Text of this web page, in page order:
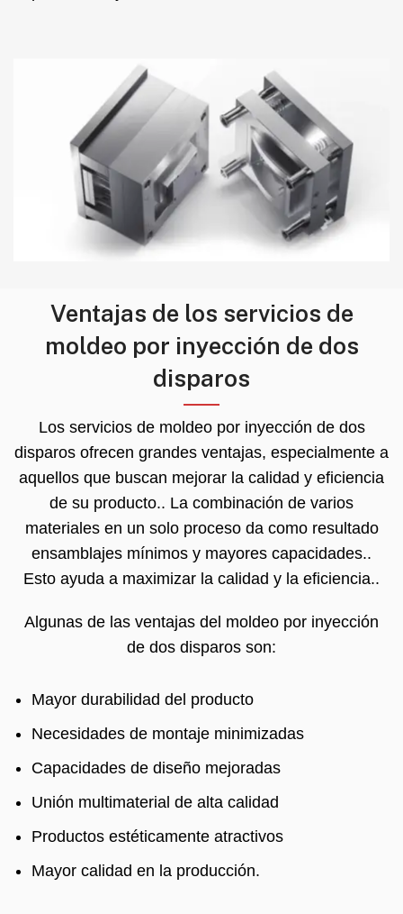
Ventajas de los servicios de
moldeo por inyección de dos
disparos
Los servicios de moldeo por inyección de dos
disparos ofrecen grandes ventajas, especialmente a
aquellos que buscan mejorar la calidad y eficiencia
de su producto.. La combinación de varios
materiales en un solo proceso da como resultado
ensamblajes mínimos y mayores capacidades..
Esto ayuda a maximizar la calidad y la eficiencia..
Algunas de las ventajas del moldeo por inyección
de dos disparos son:
Mayor durabilidad del producto
Necesidades de montaje minimizadas
Capacidades de diseño mejoradas
Unión multimaterial de alta calidad
Productos estéticamente atractivos
Mayor calidad en la producción.